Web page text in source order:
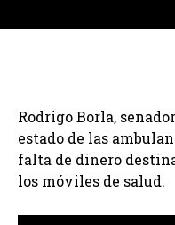
Rodrigo Borla,
estado de las
falta de dinero
los móviles de salud.